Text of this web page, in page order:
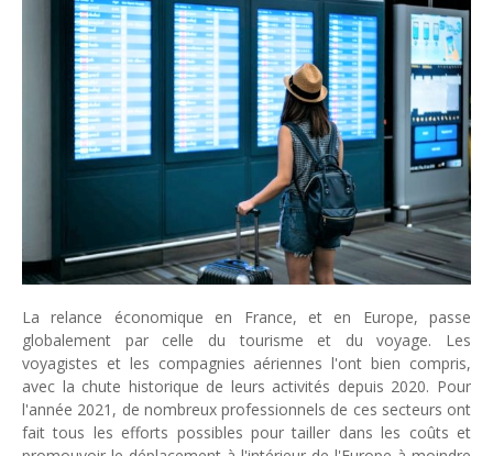
Tsirisoa Edition-Jul 15 2026
Jeux vidéo : Supercell parie sur les studios africains
Unknown
Jul 13 2026
Intelligence artificielle : le "Sud global" joue sa partition
Unknown
Jul 06 2026
Chine : des investissements à l'étranger plus encadrés
Unknown
-Jul 01 2026
Economie hôtelière : la connectivité comme levier
Jun 27 2026
Pays du Golfe : nouveau paradigme, nouvelles priorités
Unknown-Jun 22 2026
Neutralité carbone : les "Iles Vanille" poussent leurs pions
Unknown-Jun 18 2026
Rendez-vous golfique : Mazagan joue sa carte
Unknown -Jun 11 2026
Course à l'IA : Meta envisage une importante levée de fonds
Unknown-Jun 06 2026
Banques centrales : indépendantes jusqu'où ?
La relance économique en France, et en Europe, passe
globalement par celle du tourisme et du voyage. Les
voyagistes et les compagnies aériennes l'ont bien compris,
avec la chute historique de leurs activités depuis 2020. Pour
l'année 2021, de nombreux professionnels de ces secteurs ont
fait tous les efforts possibles pour tailler dans les coûts et